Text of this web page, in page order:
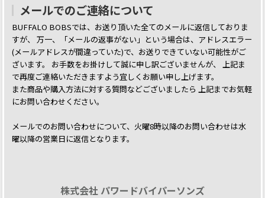
メールでのご連絡について
BUFFALO BOBSでは、お送り頂いた全てのメールに返信しておりま
すが、 万一、「メールの返事がない」という場合は、アドレスエラー
(メールアドレスが間違っていた)で、お送りできていない可能性がご
ざいます。 お手数をお掛けして誠に申し訳ございませんが、 上記ま
で再度ご連絡いただきますよう宜しくお願い申し上げます。
また商品や購入方法に対する質問などございましたら上記までお気軽
にお問い合わせください。
メールでのお問い合わせについて、火曜8時以降のお問い合わせは水
曜以降の営業日に返信となります。
株式会社 パワードバイパーソンズ